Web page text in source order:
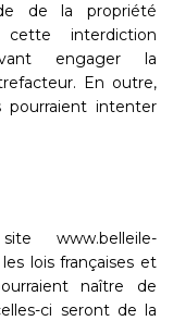
de la propriété
interdiction
engager la
En outre,
pourraient intenter
www.belleile-
lois françaises et
naître de
ci seront de la